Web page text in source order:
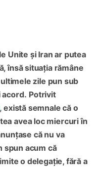
Unite și Iran ar putea
însă situația rămâne
zile pun sub
acord. Potrivit
, există semnale că o
avea loc miercuri în
că nu va
spun acum că
o delegație, fără a